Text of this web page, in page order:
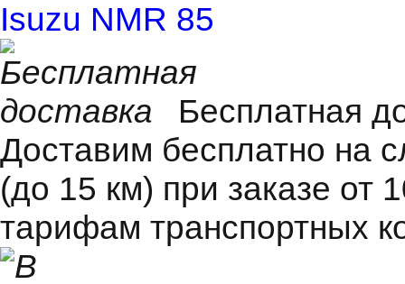
Isuzu NMR 85
Бесплатная
Доставим бесплатно на
(до 15 км) при заказе от
тарифам транспортных